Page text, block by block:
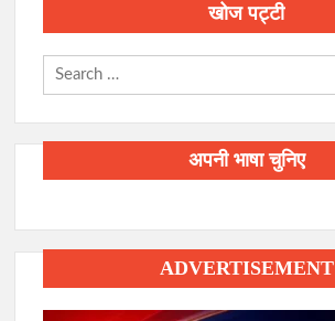
खोज पट्टी
अपनी भाषा चुनिए
ADVERTISEMENT